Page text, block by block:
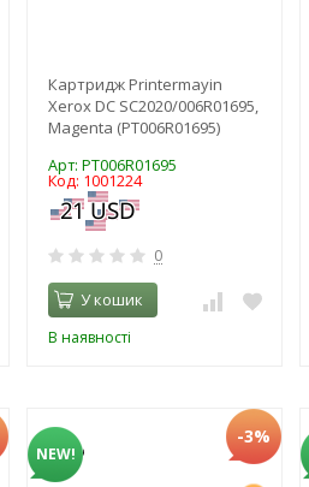
Картридж Printermayin
Xerox DC SC2020/006R01695,
Magenta (PT006R01695)
Арт: PT006R01695
Код: 1001224
0
У кошик
В наявності
NEW!
-3%